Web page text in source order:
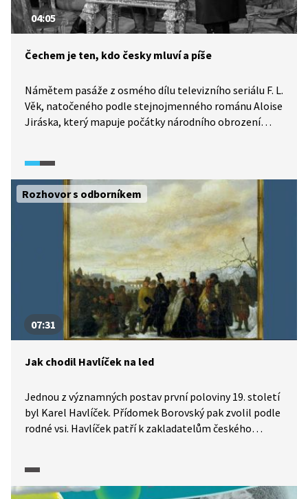
04:05
Čechem je ten, kdo česky mluví a píše
Námětem pasáže z osmého dílu televizního seriálu F. L.
Věk, natočeného podle stejnojmenného románu Aloise
Jiráska, který mapuje počátky národního obrození
Rozhovor s odborníkem
07:31
Jak chodil Havlíček na led
Jednou z významných postav první poloviny 19. století
byl Karel Havlíček. Přídomek Borovský pak zvolil podle
rodné vsi. Havlíček patří k zakladatelům českého
„první moderní Čech“ popuzoval své současníky? Jaký
byl jeho osud? Co se s ním stalo po potlačení